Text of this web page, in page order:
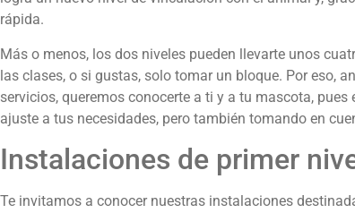
rápida.
Más o menos, los dos niveles pueden llevarte unos
las clases, o si gustas, solo tomar un bloque. Por eso,
servicios, queremos conocerte a ti y a tu mascota,
ajuste a tus necesidades, pero también tomando en
Instalaciones de primer
Te invitamos a conocer nuestras instalaciones